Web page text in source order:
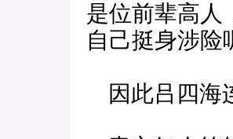
是位前辈高人
自己挺身涉险
因此吕四海